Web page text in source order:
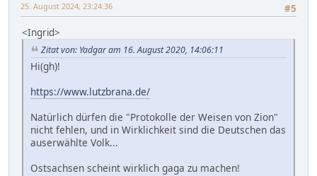
#5
25. August 2024, 23:24:36
<Ingrid>
Zitat von: Yadgar am 16. August 2020, 14:06:11
Hi(gh)!
https://www.lutzbrana.de/
Natürlich dürfen die "Protokolle der Weisen von Zion"
nicht fehlen, und in Wirklichkeit sind die Deutschen das
auserwählte Volk...
Ostsachsen scheint wirklich gaga zu machen!